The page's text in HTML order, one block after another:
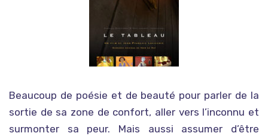
Beaucoup de poésie et de beauté pour parler de la
sortie de sa zone de confort, aller vers l’inconnu et
surmonter sa peur. Mais aussi assumer d’être